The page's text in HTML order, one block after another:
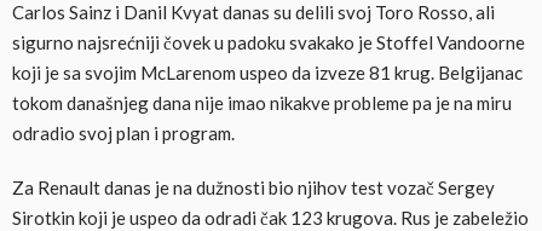
Carlos Sainz i Danil Kvyat danas su delili svoj Toro Rosso, ali
sigurno najsrećniji čovek u padoku svakako je Stoffel Vandoorne
koji je sa svojim McLarenom uspeo da izveze 81 krug. Belgijanac
tokom današnjeg dana nije imao nikakve probleme pa je na miru
odradio svoj plan i program.
Za Renault danas je na dužnosti bio njihov test vozač Sergey
Sirotkin koji je uspeo da odradi čak 123 krugova. Rus je zabeležio